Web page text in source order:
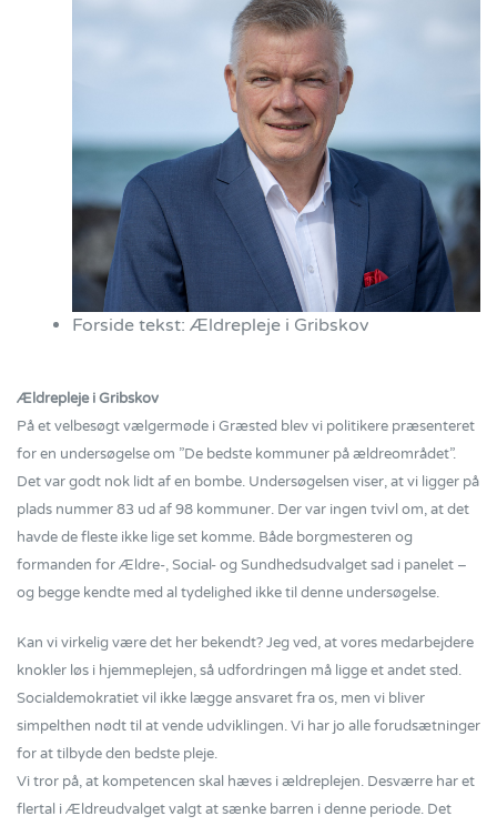
Forside tekst: Ældrepleje i Gribskov
Ældrepleje i Gribskov
På et velbesøgt vælgermøde i Græsted blev vi politikere præsenteret
for en undersøgelse om ”De bedste kommuner på ældreområdet”.
Det var godt nok lidt af en bombe. Undersøgelsen viser, at vi ligger på
plads nummer 83 ud af 98 kommuner. Der var ingen tvivl om, at det
havde de fleste ikke lige set komme. Både borgmesteren og
formanden for Ældre-, Social- og Sundhedsudvalget sad i panelet –
og begge kendte med al tydelighed ikke til denne undersøgelse.
Kan vi virkelig være det her bekendt? Jeg ved, at vores medarbejdere
knokler løs i hjemmeplejen, så udfordringen må ligge et andet sted.
Socialdemokratiet vil ikke lægge ansvaret fra os, men vi bliver
simpelthen nødt til at vende udviklingen. Vi har jo alle forudsætninger
for at tilbyde den bedste pleje.
Vi tror på, at kompetencen skal hæves i ældreplejen. Desværre har et
flertal i Ældreudvalget valgt at sænke barren i denne periode. Det